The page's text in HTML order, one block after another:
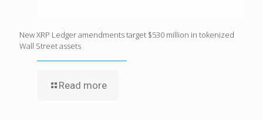
New XRP Ledger amendments target $530 million in tokenized
Wall Street assets
Read more